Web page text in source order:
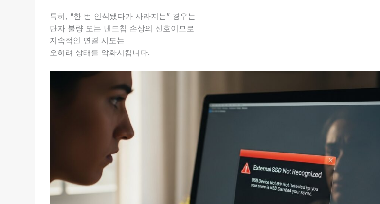
특히, “한 번 인식됐다가 사라지는” 경우는
단자 불량 또는 낸드칩 손상의 신호이므로
지속적인 연결 시도는
오히려 상태를 악화시킵니다.